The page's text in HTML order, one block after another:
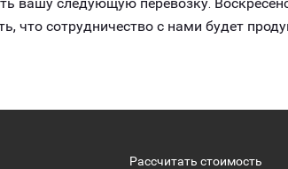
что сотрудничество с нами будет
Рассчитать стоимость